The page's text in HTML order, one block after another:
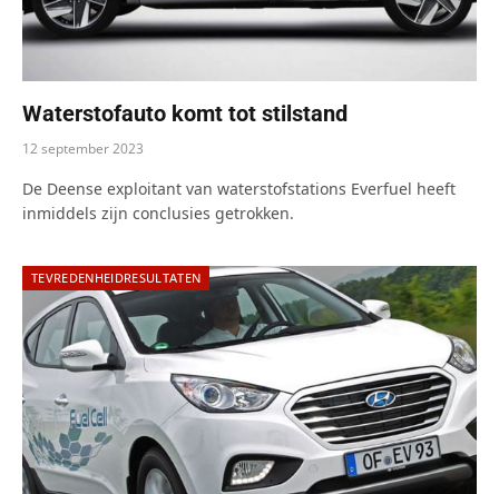
Waterstofauto komt tot stilstand
12 september 2023
De Deense exploitant van waterstofstations Everfuel heeft
inmiddels zijn conclusies getrokken.
TEVREDENHEIDRESULTATEN